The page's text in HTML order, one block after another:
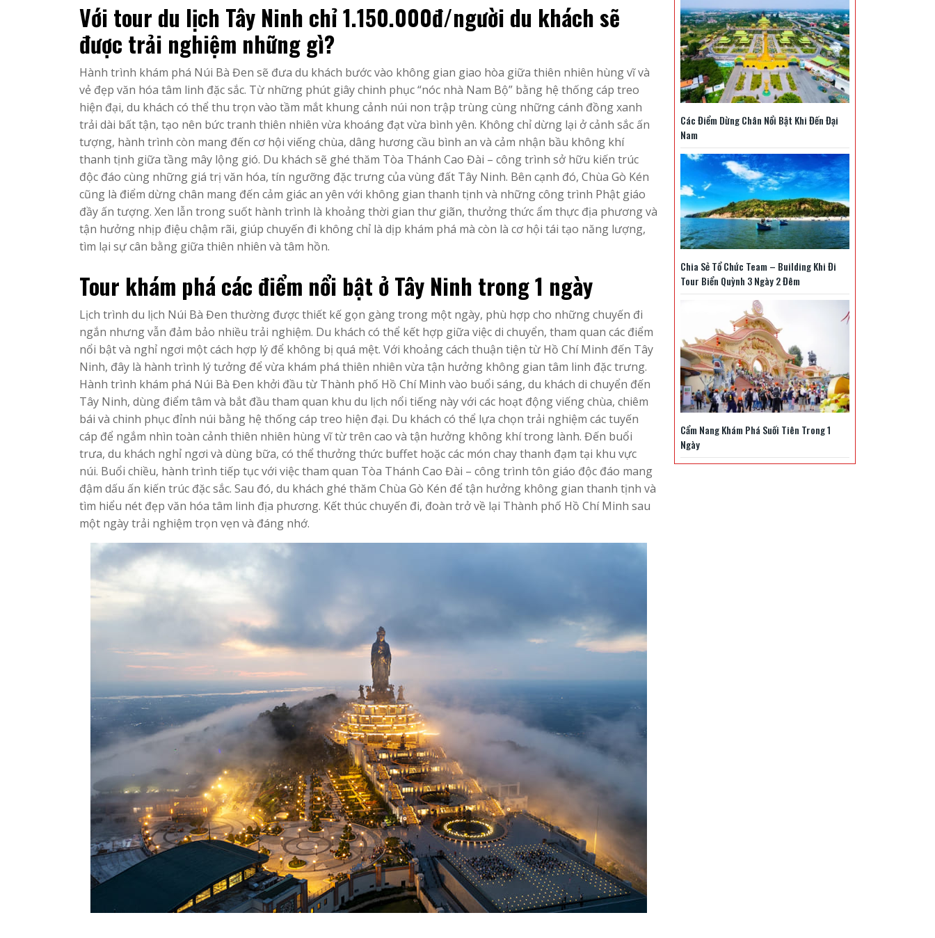
Với tour du lịch Tây Ninh chỉ 1.150.000đ/người du khách sẽ
được trải nghiệm những gì?
Hành trình khám phá Núi Bà Đen sẽ đưa du khách bước vào không gian giao hòa giữa thiên nhiên hùng vĩ và
vẻ đẹp văn hóa tâm linh đặc sắc. Từ những phút giây chinh phục “nóc nhà Nam Bộ” bằng hệ thống cáp treo
hiện đại, du khách có thể thu trọn vào tầm mắt khung cảnh núi non trập trùng cùng những cánh đồng xanh
trải dài bất tận, tạo nên bức tranh thiên nhiên vừa khoáng đạt vừa bình yên. Không chỉ dừng lại ở cảnh sắc ấn
tượng, hành trình còn mang đến cơ hội viếng chùa, dâng hương cầu bình an và cảm nhận bầu không khí
thanh tịnh giữa tầng mây lộng gió. Du khách sẽ ghé thăm Tòa Thánh Cao Đài – công trình sở hữu kiến trúc
độc đáo cùng những giá trị văn hóa, tín ngưỡng đặc trưng của vùng đất Tây Ninh. Bên cạnh đó, Chùa Gò Kén
cũng là điểm dừng chân mang đến cảm giác an yên với không gian thanh tịnh và những công trình Phật giáo
đầy ấn tượng. Xen lẫn trong suốt hành trình là khoảng thời gian thư giãn, thưởng thức ẩm thực địa phương và
tận hưởng nhịp điệu chậm rãi, giúp chuyến đi không chỉ là dịp khám phá mà còn là cơ hội tái tạo năng lượng,
tìm lại sự cân bằng giữa thiên nhiên và tâm hồn.
Tour khám phá các điểm nổi bật ở Tây Ninh trong 1 ngày
Lịch trình du lịch Núi Bà Đen thường được thiết kế gọn gàng trong một ngày, phù hợp cho những chuyến đi
ngắn nhưng vẫn đảm bảo nhiều trải nghiệm. Du khách có thể kết hợp giữa việc di chuyển, tham quan các điểm
nổi bật và nghỉ ngơi một cách hợp lý để không bị quá mệt. Với khoảng cách thuận tiện từ Hồ Chí Minh đến Tây
Ninh, đây là hành trình lý tưởng để vừa khám phá thiên nhiên vừa tận hưởng không gian tâm linh đặc trưng.
Hành trình khám phá Núi Bà Đen khởi đầu từ Thành phố Hồ Chí Minh vào buổi sáng, du khách di chuyển đến
Tây Ninh, dùng điểm tâm và bắt đầu tham quan khu du lịch nổi tiếng này với các hoạt động viếng chùa, chiêm
bái và chinh phục đỉnh núi bằng hệ thống cáp treo hiện đại. Du khách có thể lựa chọn trải nghiệm các tuyến
cáp để ngắm nhìn toàn cảnh thiên nhiên hùng vĩ từ trên cao và tận hưởng không khí trong lành. Đến buổi
trưa, du khách nghỉ ngơi và dùng bữa, có thể thưởng thức buffet hoặc các món chay thanh đạm tại khu vực
núi. Buổi chiều, hành trình tiếp tục với việc tham quan Tòa Thánh Cao Đài – công trình tôn giáo độc đáo mang
đậm dấu ấn kiến trúc đặc sắc. Sau đó, du khách ghé thăm Chùa Gò Kén để tận hưởng không gian thanh tịnh và
tìm hiểu nét đẹp văn hóa tâm linh địa phương. Kết thúc chuyến đi, đoàn trở về lại Thành phố Hồ Chí Minh sau
một ngày trải nghiệm trọn vẹn và đáng nhớ.
Các Điểm Dừng Chân Nổi Bật Khi Đến Đại
Nam
Chia Sẻ Tổ Chức Team – Building Khi Đi
Tour Biển Quỳnh 3 Ngày 2 Đêm
Cẩm Nang Khám Phá Suối Tiên Trong 1
Ngày